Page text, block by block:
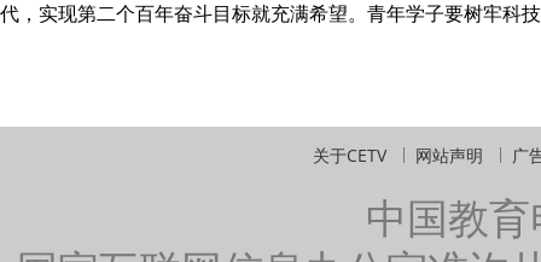
代，实现第二个百年奋斗目标就充满希望。青年学子要树牢科
关于CETV 网站声明 广
中国教